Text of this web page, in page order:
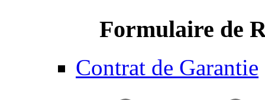
Formulaire de
Contrat de Garantie